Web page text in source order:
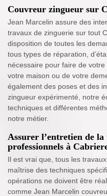
Couvreur zingueur sur
Jean Marcelin assure des
travaux de zinguerie sur tout
disposition de toutes les
tous types de réparation,
nécessaire pour faire de
votre maison ou de votre
également des poses et des
zingueur expérimenté, notre
techniques et différentes
notre métier.
Assurer l’entretien de
professionnels à
Il est vrai que, tous les
maîtrise des techniques
opérations ne doivent être
comme Jean Marcelin